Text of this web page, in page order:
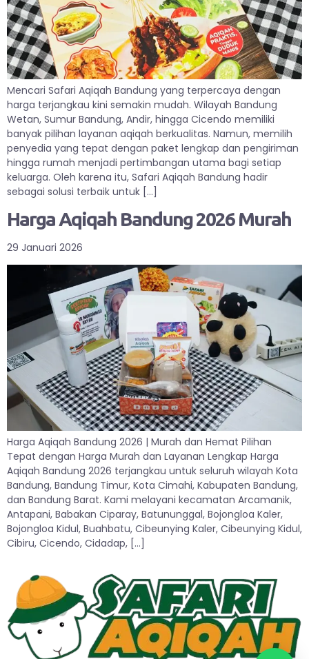
Mencari Safari Aqiqah Bandung yang terpercaya dengan
harga terjangkau kini semakin mudah. Wilayah Bandung
Wetan, Sumur Bandung, Andir, hingga Cicendo memiliki
banyak pilihan layanan aqiqah berkualitas. Namun, memilih
penyedia yang tepat dengan paket lengkap dan pengiriman
hingga rumah menjadi pertimbangan utama bagi setiap
keluarga. Oleh karena itu, Safari Aqiqah Bandung hadir
sebagai solusi terbaik untuk […]
Harga Aqiqah Bandung 2026 Murah
29 Januari 2026
Harga Aqiqah Bandung 2026 | Murah dan Hemat Pilihan
Tepat dengan Harga Murah dan Layanan Lengkap Harga
Aqiqah Bandung 2026 terjangkau untuk seluruh wilayah Kota
Bandung, Bandung Timur, Kota Cimahi, Kabupaten Bandung,
dan Bandung Barat. Kami melayani kecamatan Arcamanik,
Antapani, Babakan Ciparay, Batununggal, Bojongloa Kaler,
Bojongloa Kidul, Buahbatu, Cibeunying Kaler, Cibeunying Kidul,
Cibiru, Cicendo, Cidadap, […]